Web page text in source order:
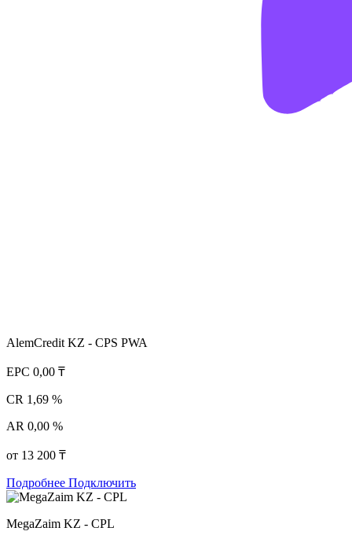
AlemCredit KZ - CPS PWA
EPC 0,00 ₸
CR 1,69 %
AR 0,00 %
от 13 200 ₸
Подробнее Подключить
MegaZaim KZ - CPL